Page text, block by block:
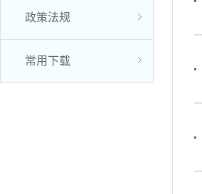
政策法规
常用下载